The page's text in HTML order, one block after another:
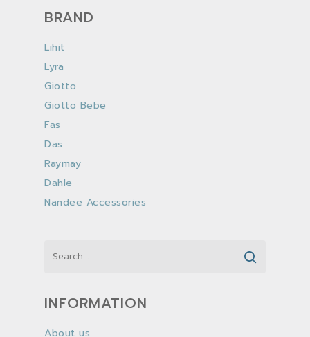
BRAND
Lihit
Lyra
Giotto
Giotto Bebe
Fas
Das
Raymay
Dahle
Nandee Accessories
INFORMATION
About us